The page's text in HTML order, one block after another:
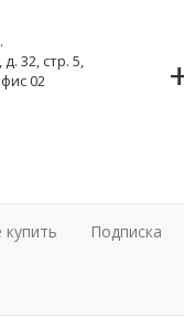
32, стр. 5,
02
купить Подписка